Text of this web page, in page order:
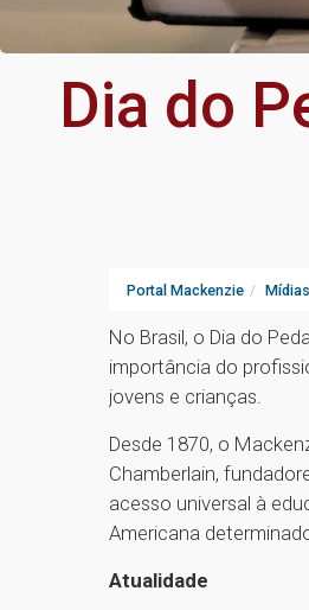
Dia do
Portal Mackenzie
No Brasil, o Dia do
importância do
jovens e crianças.
Desde 1870, o
Chamberlain,
acesso universal à
Americana
Atualidade